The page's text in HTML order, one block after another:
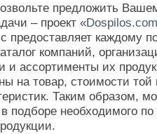
предложить
– проект «Dospilos.com
предоставляет каждому
компаний,
и ассортименты их
на товар, стоимости той
Таким образом,
подборе необходимого